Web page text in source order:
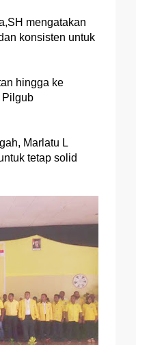
mengatakan
konsisten untuk
hingga ke
Pilgub
Marlatu L
tetap solid